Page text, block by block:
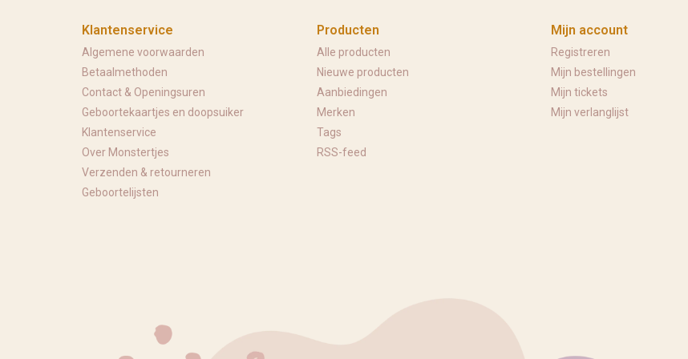
Klantenservice
Algemene voorwaarden
Betaalmethoden
Contact & Openingsuren
Geboortekaartjes en doopsuiker
Klantenservice
Over Monstertjes
Verzenden & retourneren
Geboortelijsten
Producten
Alle producten
Nieuwe producten
Aanbiedingen
Merken
Tags
RSS-feed
Mijn account
Registreren
Mijn bestellingen
Mijn tickets
Mijn verlanglijst